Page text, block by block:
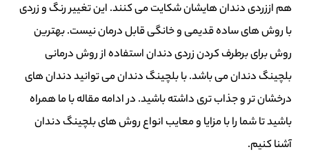
هم اززردیدندانهایشانشکایتمیکنند. اینتغییر رنگ وزردی
با روش های ساده قدیمی و خانگی قابل درمان نیست.بهترین
روش برای برطرف کردن زردی دندان استفاده ازروش درمانی
بلچینگ دندان میباشد.با بلچینگ دندان می توانید دندان های
درخشان تر و جذاب تری داشته باشید. در ادامه مقاله با ما همراه
باشید تا شما را با مزایا و معایب انواع روش های بلچینگ دندان
آشنا کنیم.